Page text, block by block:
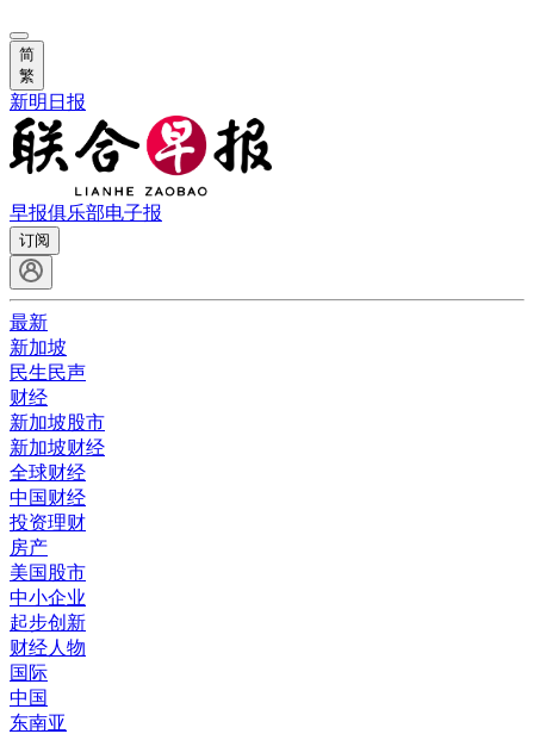
简
繁
新明日报
早报俱乐部电子报
订阅
最新
新加坡
民生民声
财经
新加坡股市
新加坡财经
全球财经
中国财经
投资理财
房产
美国股市
中小企业
起步创新
财经人物
国际
中国
东南亚